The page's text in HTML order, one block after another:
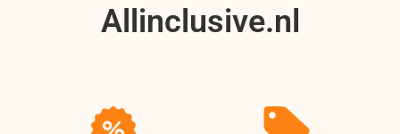
Allinclusive.nl